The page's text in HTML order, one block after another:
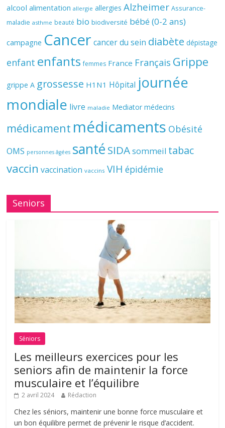
alcool alimentation allergie allergies Alzheimer Assurance-
maladie asthme beauté bio biodiversité bébé (0-2 ans)
campagne Cancer cancer du sein diabète dépistage
enfant enfants femmes France Français Grippe
grippe A grossesse H1N1 Hôpital journée
mondiale livre maladie Mediator médecins
médicament médicaments Obésité
OMS personnes âgées santé SIDAsommeil tabac
vaccin vaccination vaccins VIH épidémie
Seniors
Séniors
Les meilleurs exercices pour les
seniors afin de maintenir la force
musculaire et l’équilibre
2 avril 2024 Rédaction
Chez les séniors, maintenir une bonne force musculaire et
un bon équilibre permet de prévenir le risque d’accident.